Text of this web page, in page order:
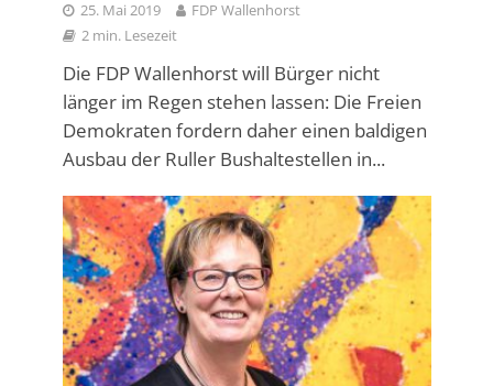
25. Mai 2019
FDP Wallenhorst
2 min. Lesezeit
Die FDP Wallenhorst will Bürger nicht
länger im Regen stehen lassen: Die Freien
Demokraten fordern daher einen baldigen
Ausbau der Ruller Bushaltestellen in...